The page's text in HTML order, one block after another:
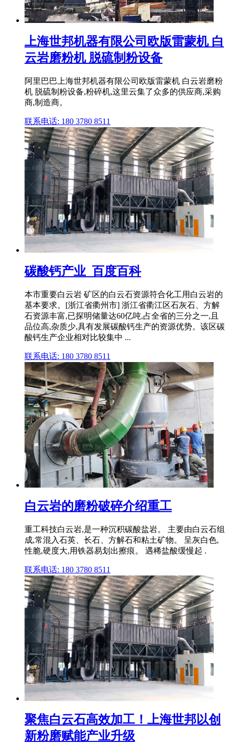
上海世邦机器有限公司欧版雷蒙机 白
云岩磨粉机 脱硫制粉设备
阿里巴巴上海世邦机器有限公司欧版雷蒙机 白云岩磨粉
机 脱硫制粉设备,粉碎机,这里云集了众多的供应商,采购
商,制造商。
联系电话: 180 3780 8511
碳酸钙产业_百度百科
本市重要白云岩 矿区的白云石资源符合化工用白云岩的
基本要求。[浙江省衢州市] 浙江省衢江区石灰石、方解
石资源丰富,已探明储量达60亿吨,占全省的三分之一,且
品位高,杂质少,具有发展碳酸钙生产的资源优势。该区碳
酸钙生产企业相对比较集中 ...
联系电话: 180 3780 8511
白云岩的磨粉破碎介绍重工
重工科技白云岩,是一种沉积碳酸盐岩。 主要由白云石组
成,常混入石英、长石、方解石和粘土矿物。 呈灰白色,
性脆,硬度大,用铁器易划出擦痕。 遇稀盐酸缓慢起 .
联系电话: 180 3780 8511
聚焦白云石高效加工！上海世邦以创
新粉磨赋能产业升级